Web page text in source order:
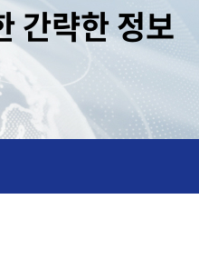
간략한 정보